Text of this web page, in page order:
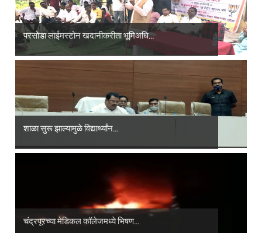
परसोडा लाईमस्टोन खदानीकरीता भूमिअधि...
शाळा सुरू झाल्यामुळे विद्यार्थ्यांन...
चंद्रपूरच्या मेडिकल कॉलेजमध्ये भिषण...